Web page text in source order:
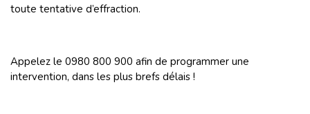
toute tentative d’effraction.
Appelez le 0980 800 900 afin de programmer une
intervention, dans les plus brefs délais !